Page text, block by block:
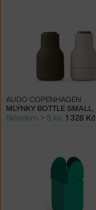
AUDO COPENHAGEN
Skladem > 5 ks, 1 328 Kč